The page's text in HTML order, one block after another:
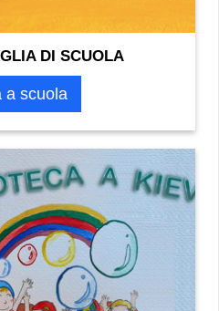
DI SCUOLA
a scuola